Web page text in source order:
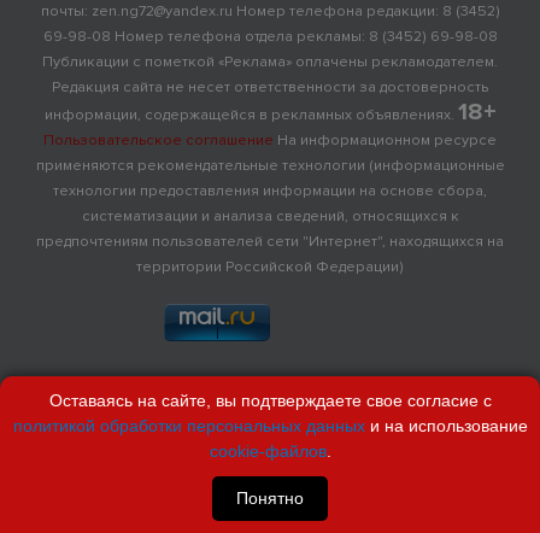
почты: zen.ng72@yandex.ru Номер телефона редакции: 8 (3452)
69-98-08 Номер телефона отдела рекламы: 8 (3452) 69-98-08
Публикации с пометкой «Реклама» оплачены рекламодателем.
Редакция сайта не несет ответственности за достоверность
информации, содержащейся в рекламных объявлениях. 18+
Пользовательское соглашение На информационном ресурсе
применяются рекомендательные технологии (информационные
технологии предоставления информации на основе сбора,
систематизации и анализа сведений, относящихся к
предпочтениям пользователей сети "Интернет", находящихся на
территории Российской Федерации)
Оставаясь на сайте, вы подтверждаете свое согласие с
политикой обработки персональных данныхи на использование
cookie-файлов.
Понятно